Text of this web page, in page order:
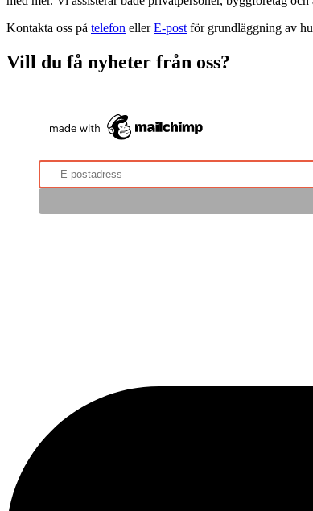
Kontakta oss på telefon ellerE-postför grundläggning av
Vill du få nyheter från oss?